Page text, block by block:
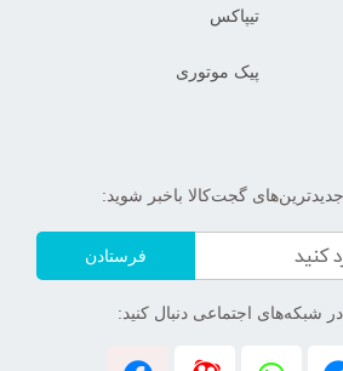
تیپاکس
پیک موتوری
گجت‌کالا باخبر شوید:
فرستادن
شبکه‌های اجتماعی دنبال کنید: